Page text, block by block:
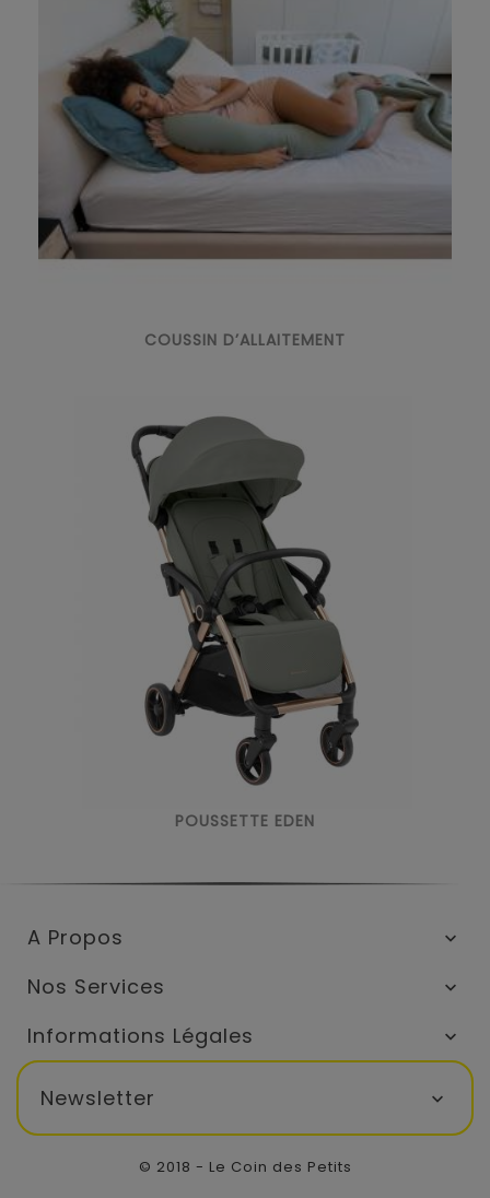
COUSSIN D’ALLAITEMENT
POUSSETTE EDEN
A Propos 
Nos Services 
Informations Légales 
Newsletter 
© 2018 - Le Coin des Petits